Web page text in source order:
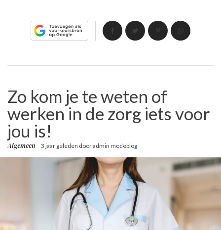
Zo kom je te weten of
werken in de zorg iets voor
jou is!
Algemeen 3 jaar geleden dooradmin modeblog